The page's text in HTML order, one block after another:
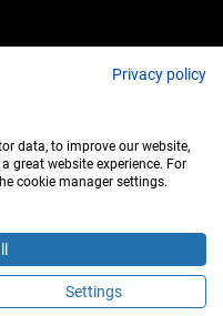
saúde?
Privacy policy
data, to improve our website,
great website experience. For
cookie manager settings.
Settings